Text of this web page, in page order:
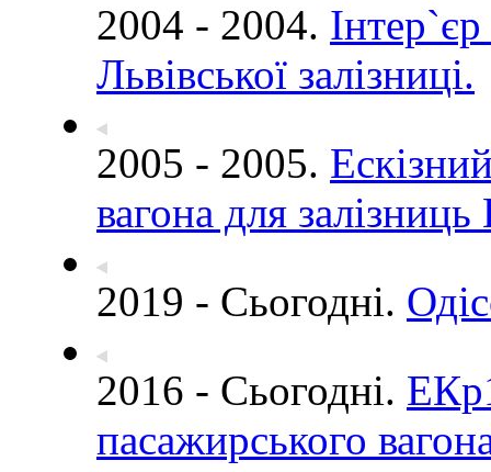
2004 - 2004.
Львівської залізниці.
2005 - 2005.
вагона для
2019 - Сьогодні.
2016 - Сьогодні.
пасажирського